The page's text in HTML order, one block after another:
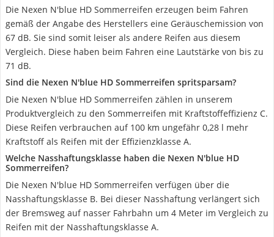
Die Nexen N'blue HD Sommerreifen erzeugen beim Fahren
gemäß der Angabe des Herstellers eine Geräuschemission von
67 dB. Sie sind somit leiser als andere Reifen aus diesem
Vergleich. Diese haben beim Fahren eine Lautstärke von bis zu
71 dB.
Sind die Nexen N'blue HD Sommerreifen spritsparsam?
Die Nexen N'blue HD Sommerreifen zählen in unserem
Produktvergleich zu den Sommerreifen mit Kraftstoffeffizienz C.
Diese Reifen verbrauchen auf 100 km ungefähr 0,28 l mehr
Kraftstoff als Reifen mit der Effizienzklasse A.
Welche Nasshaftungsklasse haben die Nexen N'blue HD
Sommerreifen?
Die Nexen N'blue HD Sommerreifen verfügen über die
Nasshaftungsklasse B. Bei dieser Nasshaftung verlängert sich
der Bremsweg auf nasser Fahrbahn um 4 Meter im Vergleich zu
Reifen mit der Nasshaftungsklasse A.